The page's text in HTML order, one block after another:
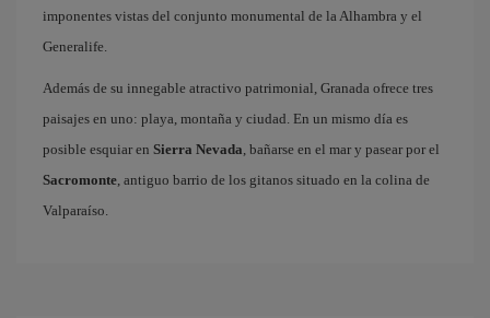
imponentes vistas del conjunto monumental de la Alhambra y el
Generalife.
Además de su innegable atractivo patrimonial, Granada ofrece tres
paisajes en uno: playa, montaña y ciudad. En un mismo día es
posible esquiar en Sierra Nevada , bañarse en el mar y pasear por el
Sacromonte , antiguo barrio de los gitanos situado en la colina de
Valparaíso.